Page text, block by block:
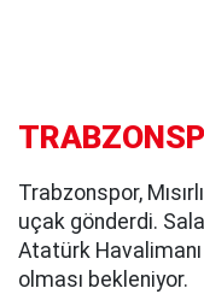
Trabzonspor,
uçak gönderdi.
Atatürk Havalimanı
olması bekleniyor.